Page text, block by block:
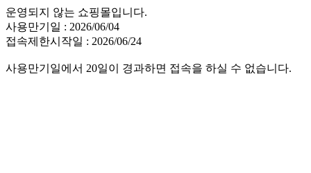
운영되지 않는 쇼핑몰입니다.
사용만기일 : 2026/06/04
접속제한시작일 : 2026/06/24
사용만기일에서 20일이 경과하면 접속을 하실 수 없습니다.